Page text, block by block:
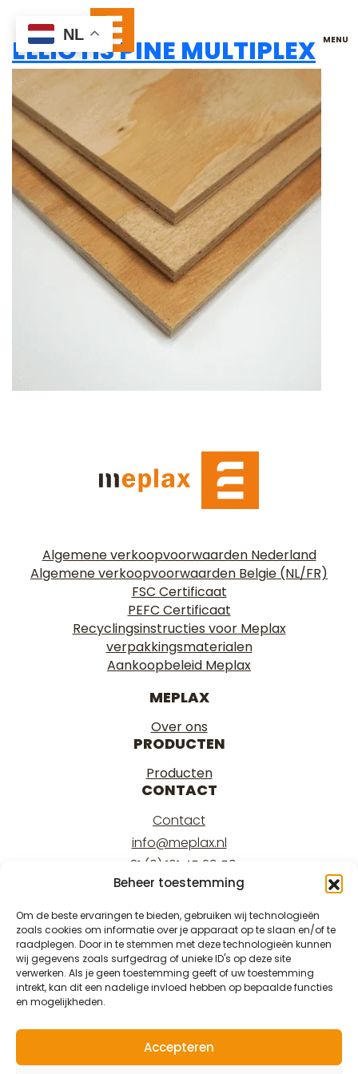
Beheer toestemming
Om de beste ervaringen te bieden, gebruiken wij technologieën
zoals cookies om informatie over je apparaat op te slaan en/of te
raadplegen. Door in te stemmen met deze technologieën kunnen
wij gegevens zoals surfgedrag of unieke ID's op deze site
verwerken. Als je geen toestemming geeft of uw toestemming
intrekt, kan dit een nadelige invloed hebben op bepaalde functies
en mogelijkheden.
Accepteren
ELLIOTIS PINE
ELLIOTIS PINE MULTIPLEX
Algemene verkoopvoorwaarden Nederland
Algemene verkoopvoorwaarden Belgie (NL/FR)
FSC Certificaat
PEFC Certificaat
Recyclingsinstructies voor Meplax
verpakkingsmaterialen
Aankoopbeleid Meplax
MEPLAX
Over ons
PRODUCTEN
Producten
CONTACT
Contact
info@meplax.nl
+31 (0) 161 45 29 50
Kantoor/office:
Burgemeester Krollaan 17
5126 PT Gilze
Magazijn/warehouse:
Burgemeester Krollaan 15
5126 PT Gilze
NL